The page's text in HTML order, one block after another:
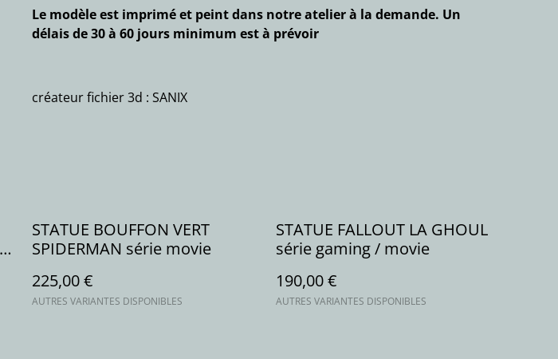
Le modèle est imprimé et peint dans notre atelier à la demande. Un
délais de 30 à 60 jours minimum est à prévoir
créateur fichier 3d : SANIX
STATUE BOUFFON VERT
SPIDERMAN série movie
225,00 €
AUTRES VARIANTES DISPONIBLES
STATUE FALLOUT LA GHOUL
série gaming / movie
190,00 €
AUTRES VARIANTES DISPONIBLES